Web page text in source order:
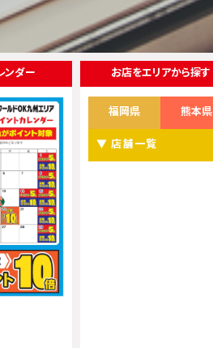
ンダー お店をエリアから探す
福岡県 熊本県
▼ 店舗一覧